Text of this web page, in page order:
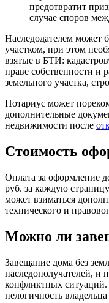
предотвратит
случае споров
Наследодателем может
участком, при этом
взятые в БТИ:
праве собственности и
земельного участка,
Нотариус может
дополнительные
недвижимости после
Стоимость
Оплата за оформление
руб. за каждую
может взиматься
технического и
Можно ли
Завещание дома без
наследополучателей, и
конфликтных ситуаций.
нелогичность